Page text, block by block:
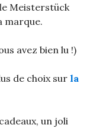
Meisterstück
marque.
avez bien lu !)
de choix surla
un joli